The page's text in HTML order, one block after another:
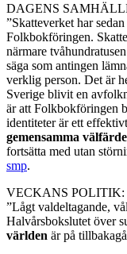
DAGENS
”Skatteverket har
Folkbokföringen.
närmare
säga som antingen
verklig person. Det är
Sverige blivit en
är att Folkbokföringen
identiteter är ett
gemensamma
fortsätta med utan
smp.
VECKANS POLITIK:
”Lågt valdeltagande,
Halvårsbokslutet över
världen är på